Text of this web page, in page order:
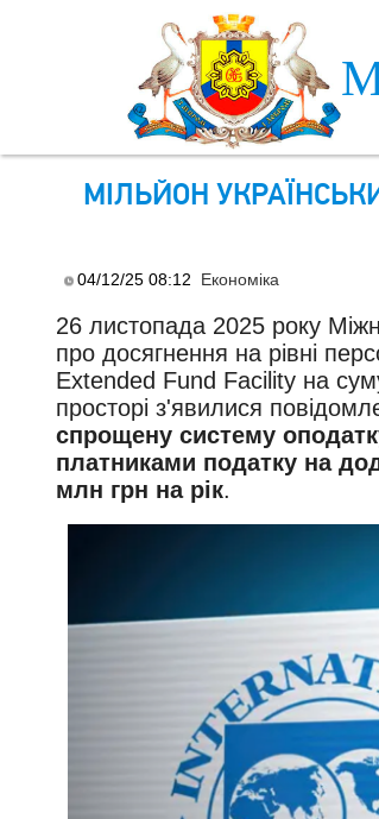
МІЛЬЙОН
04/12/25 08:12 Економіка
26 листопада 2025 року
про досягнення на рівні
Extended Fund Facility на
просторі з'явилися
спрощену систему
платниками податку на
млн грн на рік.